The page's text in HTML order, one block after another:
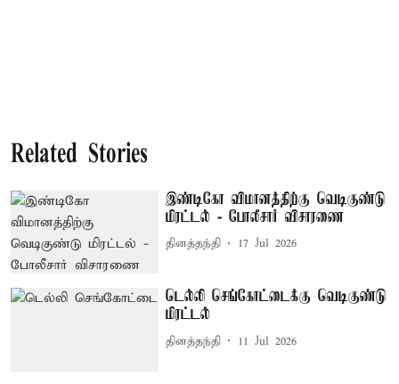
Related Stories
இண்டிகோ விமானத்திற்கு வெடிகுண்டு
மிரட்டல் - போலீசார் விசாரணை
தினத்தந்தி 17 Jul 2026
டெல்லி செங்கோட்டைக்கு வெடிகுண்டு
மிரட்டல்
தினத்தந்தி 11 Jul 2026